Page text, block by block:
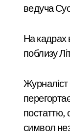
ведуча
На кадрах
поблизу
Журналіст
постаттю,
символ